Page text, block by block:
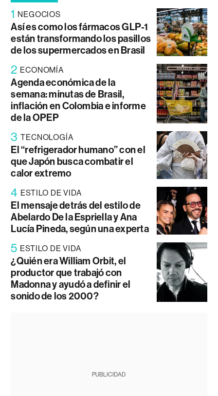
1 NEGOCIOS
Así es como los fármacos GLP-1
están transformando los pasillos
de los supermercados en Brasil
2 ECONOMÍA
Agenda económica de la
semana: minutas de Brasil,
inflación en Colombia e informe
de la OPEP
3 TECNOLOGÍA
El “refrigerador humano” con el
que Japón busca combatir el
calor extremo
4 ESTILO DE VIDA
El mensaje detrás del estilo de
Abelardo De la Espriella y Ana
Lucía Pineda, según una experta
5 ESTILO DE VIDA
¿Quién era William Orbit, el
productor que trabajó con
Madonna y ayudó a definir el
sonido de los 2000?
PUBLICIDAD